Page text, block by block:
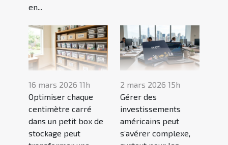
en...
16 mars 2026 11h
Optimiser chaque
centimètre carré
dans un petit box de
stockage peut
2 mars 2026 15h
Gérer des
investissements
américains peut
s’avérer complexe,